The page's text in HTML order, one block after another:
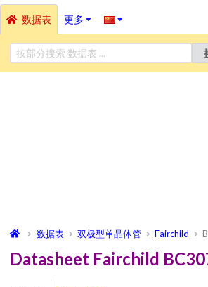
数据表 更多
数据表 双极型单晶体管 Fairchild
Datasheet Fairchild